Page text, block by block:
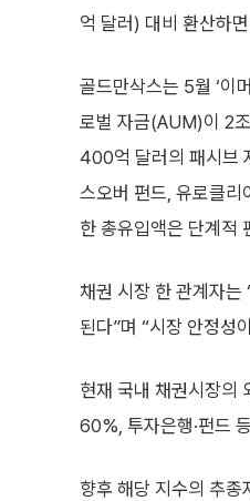
억 달러) 대비 환산하
골드만삭스는 5월 ‘이
로벌 자금(AUM)이 2
400억 달러의 패시브
스오버 펀드, 유로클리
한 총유입액은 단계적
채권 시장 한 관계자는
된다”며 “시장 안정성
현재 국내 채권시장의
60%, 투자은행·펀드
향후 해당 지수의 추